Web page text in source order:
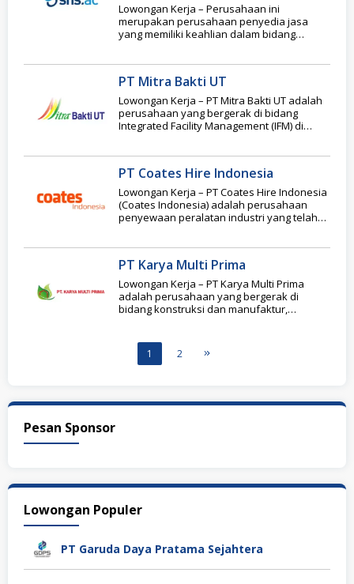
Lowongan Kerja – Perusahaan ini
merupakan perusahaan penyedia jasa
yang memiliki keahlian dalam bidang
PT Mitra Bakti UT
Lowongan Kerja – PT Mitra Bakti UT adalah
perusahaan yang bergerak di bidang
Integrated Facility Management (IFM) di
PT Coates Hire Indonesia
Lowongan Kerja – PT Coates Hire Indonesia
(Coates Indonesia) adalah perusahaan
penyewaan peralatan industri yang telah
PT Karya Multi Prima
Lowongan Kerja – PT Karya Multi Prima
adalah perusahaan yang bergerak di
bidang konstruksi dan manufaktur,
1 2
Pesan Sponsor
Lowongan Populer
PT Garuda Daya Pratama Sejahtera